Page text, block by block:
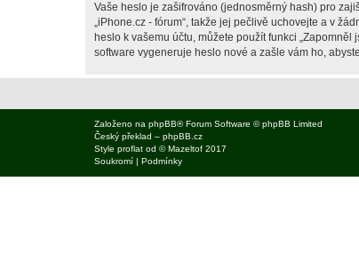
Vaše heslo je zašifrováno (jednosměrný hash) pro
„iPhone.cz - fórum“, takže jej pečlivě uchovejte a v
heslo k vašemu účtu, můžete použít funkci
software vygeneruje heslo nové a zašle vám ho,
Založeno na phpBB® Forum Software © phpBB Limited
Český překlad – phpBB.cz
Style proflat od ©Mazeltof 2017
Soukromí | Podmínky